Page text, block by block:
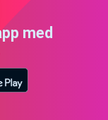
med